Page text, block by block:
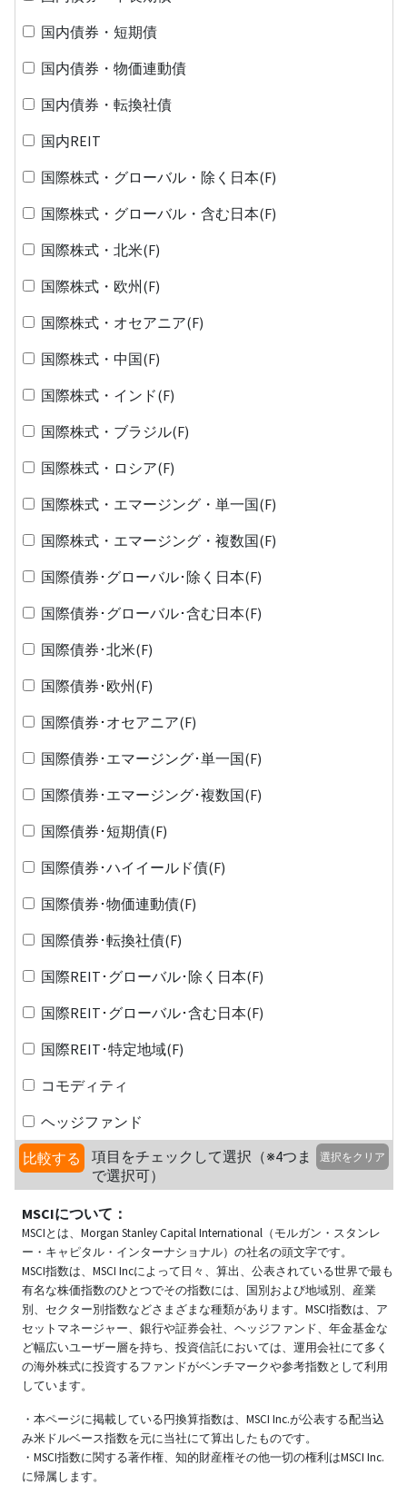
国内債券・短期債
国内債券・物価連動債
国内債券・転換社債
国内REIT
国際株式・グローバル・除く日本(F)
国際株式・グローバル・含む日本(F)
国際株式・北米(F)
国際株式・欧州(F)
国際株式・オセアニア(F)
国際株式・中国(F)
国際株式・インド(F)
国際株式・ブラジル(F)
国際株式・ロシア(F)
国際株式・エマージング・単一国(F)
国際株式・エマージング・複数国(F)
国際債券･グローバル･除く日本(F)
国際債券･グローバル･含む日本(F)
国際債券･北米(F)
国際債券･欧州(F)
国際債券･オセアニア(F)
国際債券･エマージング･単一国(F)
国際債券･エマージング･複数国(F)
国際債券･短期債(F)
国際債券･ハイイールド債(F)
国際債券･物価連動債(F)
国際債券･転換社債(F)
国際REIT･グローバル･除く日本(F)
国際REIT･グローバル･含む日本(F)
国際REIT･特定地域(F)
コモディティ
ヘッジファンド
比較する
項目をチェックして選択（※4つま
で選択可）
選択をクリア
MSCIについて：
MSCIとは、Morgan Stanley Capital International（モルガン・スタンレ
ー・キャピタル・インターナショナル）の社名の頭文字です。
MSCI指数は、MSCI Incによって日々、算出、公表されている世界で最も
有名な株価指数のひとつでその指数には、国別および地域別、産業
別、セクター別指数などさまざまな種類があります。MSCI指数は、ア
セットマネージャー、銀行や証券会社、ヘッジファンド、年金基金な
ど幅広いユーザー層を持ち、投資信託においては、運用会社にて多く
の海外株式に投資するファンドがベンチマークや参考指数として利用
しています。
・本ページに掲載している円換算指数は、MSCI Inc.が公表する配当込
み米ドルベース指数を元に当社にて算出したものです。
・MSCI指数に関する著作権、知的財産権その他一切の権利はMSCI Inc.
に帰属します。